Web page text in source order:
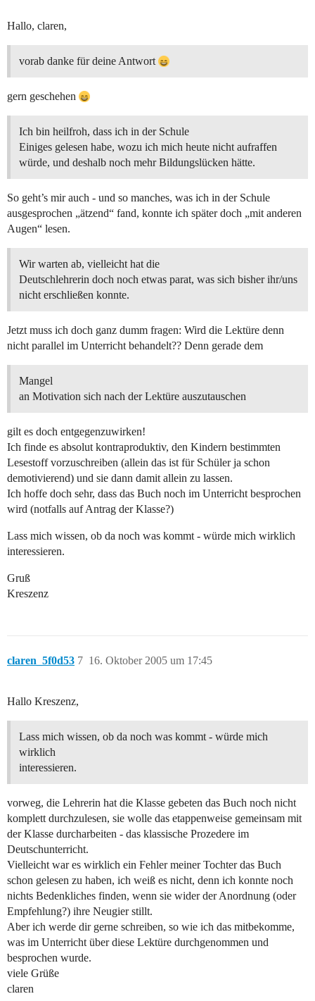
Hallo, claren,
vorab danke für deine Antwort
gern geschehen
Ich bin heilfroh, dass ich in der Schule
Einiges gelesen habe, wozu ich mich heute nicht aufraffen
würde, und deshalb noch mehr Bildungslücken hätte.
So geht’s mir auch - und so manches, was ich in der Schule
ausgesprochen „ätzend“ fand, konnte ich später doch „mit anderen
Augen“ lesen.
Wir warten ab, vielleicht hat die
Deutschlehrerin doch noch etwas parat, was sich bisher ihr/uns
nicht erschließen konnte.
Jetzt muss ich doch ganz dumm fragen: Wird die Lektüre denn
nicht parallel im Unterricht behandelt?? Denn gerade dem
Mangel
an Motivation sich nach der Lektüre auszutauschen
gilt es doch entgegenzuwirken!
Ich finde es absolut kontraproduktiv, den Kindern bestimmten
Lesestoff vorzuschreiben (allein das ist für Schüler ja schon
demotivierend) und sie dann damit allein zu lassen.
Ich hoffe doch sehr, dass das Buch noch im Unterricht besprochen
wird (notfalls auf Antrag der Klasse?)
Lass mich wissen, ob da noch was kommt - würde mich wirklich
interessieren.
Gruß
Kreszenz
claren_5f0d53 16. Oktober 2005 um 17:45
7
Hallo Kreszenz,
Lass mich wissen, ob da noch was kommt - würde mich
wirklich
interessieren.
vorweg, die Lehrerin hat die Klasse gebeten das Buch noch nicht
komplett durchzulesen, sie wolle das etappenweise gemeinsam mit
der Klasse durcharbeiten - das klassische Prozedere im
Deutschunterricht.
Vielleicht war es wirklich ein Fehler meiner Tochter das Buch
schon gelesen zu haben, ich weiß es nicht, denn ich konnte noch
nichts Bedenkliches finden, wenn sie wider der Anordnung (oder
Empfehlung?) ihre Neugier stillt.
Aber ich werde dir gerne schreiben, so wie ich das mitbekomme,
was im Unterricht über diese Lektüre durchgenommen und
besprochen wurde.
viele Grüße
claren